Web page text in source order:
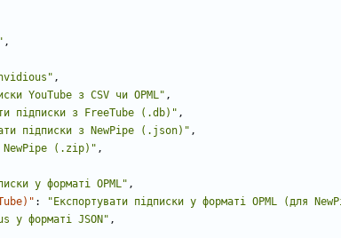
,
,
YouTube з CSV чи OPML" ,
підписки з FreeTube (.db)" ,
підписки з NewPipe (.json)" ,
NewPipe (.zip)" ,
у форматі OPML" ,
: "Експортувати підписки у форматі OPML (для
у форматі JSON" ,